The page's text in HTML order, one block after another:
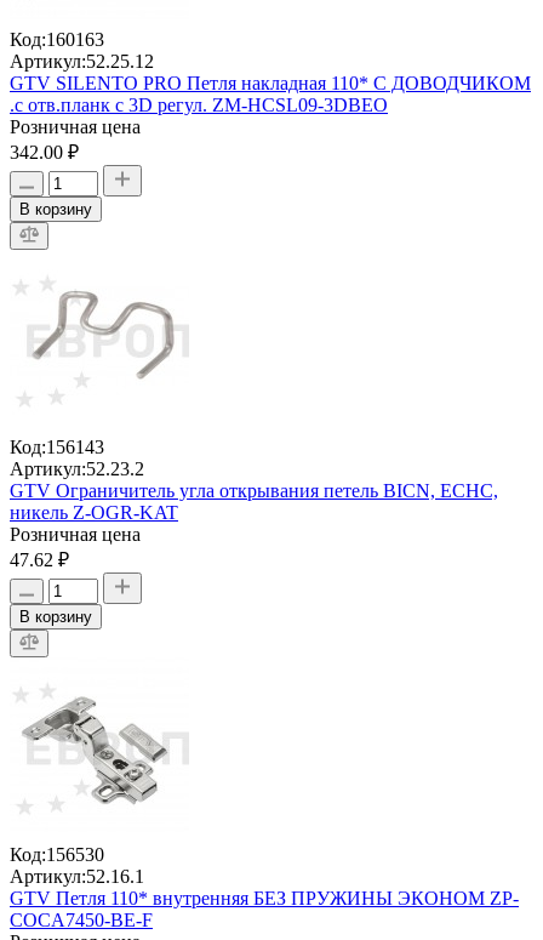
Код:160163
Артикул:52.25.12
GTV SILENTO PRO Петля накладная 110* С ДОВОДЧИКОМ
.с отв.планк с 3D регул. ZM-HCSL09-3DBEO
Розничная цена
342.00 ₽
В корзину
Код:156143
Артикул:52.23.2
GTV Ограничитель угла открывания петель BICN, ECHC,
никель Z-OGR-KAT
Розничная цена
47.62 ₽
В корзину
Код:156530
Артикул:52.16.1
GTV Петля 110* внутренняя БЕЗ ПРУЖИНЫ ЭКОНОМ ZР-
COCA7450-BE-F